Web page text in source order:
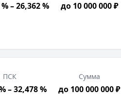
– 26,362 % до 10 000 000 ₽
ПСК
– 32,478 %
Сумма
до 100 000 000 ₽